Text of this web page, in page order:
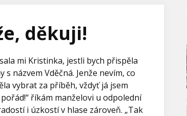
děkuji!
mi Kristinka, jestli bych přispěla
s názvem Vděčná. Jenže nevím, co
vybrat za příběh, vždyť já jsem
říkám manželovi u odpolední
i úzkostí v hlase zároveň. „Tak